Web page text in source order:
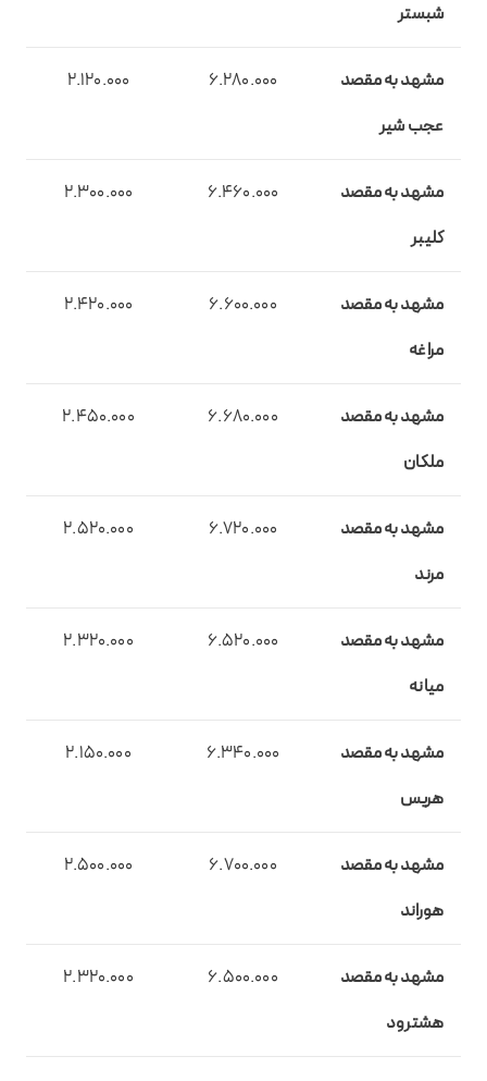
شبستر
مشهد به مقصد
عجب شیر
6.280.000
2.120.000
مشهد به مقصد
کلیبر
6.460.000
2.300.000
مشهد به مقصد
مراغه
6.600.000
2.420.000
مشهد به مقصد
ملکان
6.680.000
2.450.000
مشهد به مقصد
مرند
6.720.000
2.520.000
مشهد به مقصد
میانه
6.520.000
2.320.000
مشهد به مقصد
هریس
6.340.000
2.150.000
مشهد به مقصد
هوراند
6.700.000
2.500.000
مشهد به مقصد
هشترود
6.500.000
2.320.000